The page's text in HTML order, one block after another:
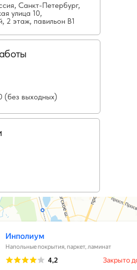
Санкт-Петербург,
улица 10,
2 этаж, павильон В1
(без выходных)